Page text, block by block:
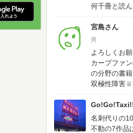
何千冊と読
宮島さん
男
よろしくお願
カープファ
の分野の書
双極性障害ⅱ
名刺代りの
不動の7作品